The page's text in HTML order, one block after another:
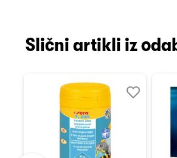
Slični artikli iz